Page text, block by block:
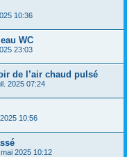
10:36
WC
23:03
de l’air chaud pulsé
2025 07:24
10:56
2025 10:12